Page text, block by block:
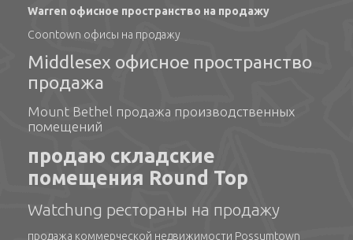
Warren офисное пространство на продажу
Coontown офисы на продажу
Middlesex офисное пространство
продажа
Mount Bethel продажа производственных
помещений
продаю складские
помещения Round Top
Watchung рестораны на продажу
продажа коммерческой недвижимости Possumtown